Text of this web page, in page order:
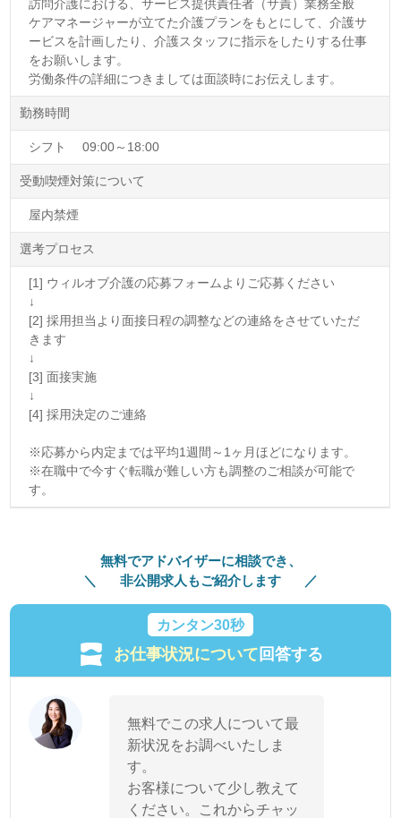
訪問介護における、サービス提供責任者（サ責）業務全般
ケアマネージャーが立てた介護プランをもとにして、介護サ
ービスを計画したり、介護スタッフに指示をしたりする仕事
をお願いします。
労働条件の詳細につきましては面談時にお伝えします。
勤務時間
シフト 09:00～18:00
受動喫煙対策について
屋内禁煙
選考プロセス
[1] ウィルオブ介護の応募フォームよりご応募ください
↓
[2] 採用担当より面接日程の調整などの連絡をさせていただ
きます
↓
[3] 面接実施
↓
[4] 採用決定のご連絡
※応募から内定までは平均1週間～1ヶ月ほどになります。
※在職中で今すぐ転職が難しい方も調整のご相談が可能で
す。
無料でアドバイザーに相談でき、
非公開求人もご紹介します
カンタン30秒
お仕事状況について回答する
無料でこの求人について最
新状況をお調べいたしま
す。
お客様について少し教えて
ください。これからチャッ